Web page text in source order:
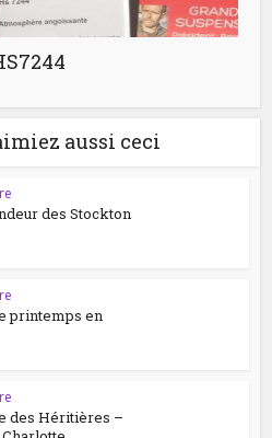
aussi ceci
des Stockton
printemps en
des Héritières –